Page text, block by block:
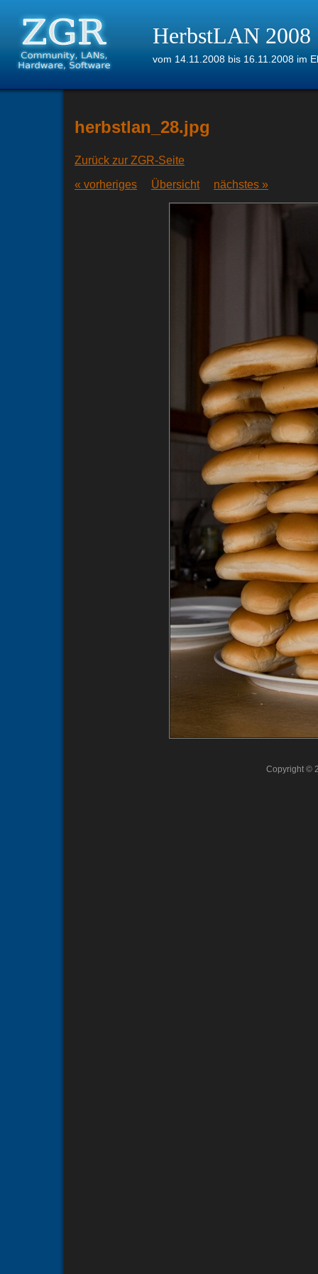
HerbstLAN 2008
vom 14.11.2008 bis 16.11.2008 im
herbstlan_28.jpg
Zurück zur ZGR-Seite
« vorheriges
Übersicht nächstes »
Copyright ©